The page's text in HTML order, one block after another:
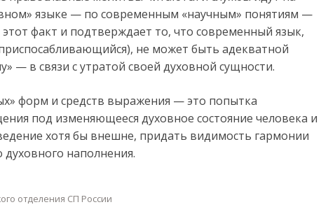
языке — по современным «научным» понятиям —
факт и подтверждает то, что современный язык,
не может быть адекватной
— в связи с утратой своей духовной сущности.
форм и средств выражения — это попытка
под изменяющееся духовное состояние человека и
хотя бы внешне, придать видимость гармонии
наполнения.
отделения СП России